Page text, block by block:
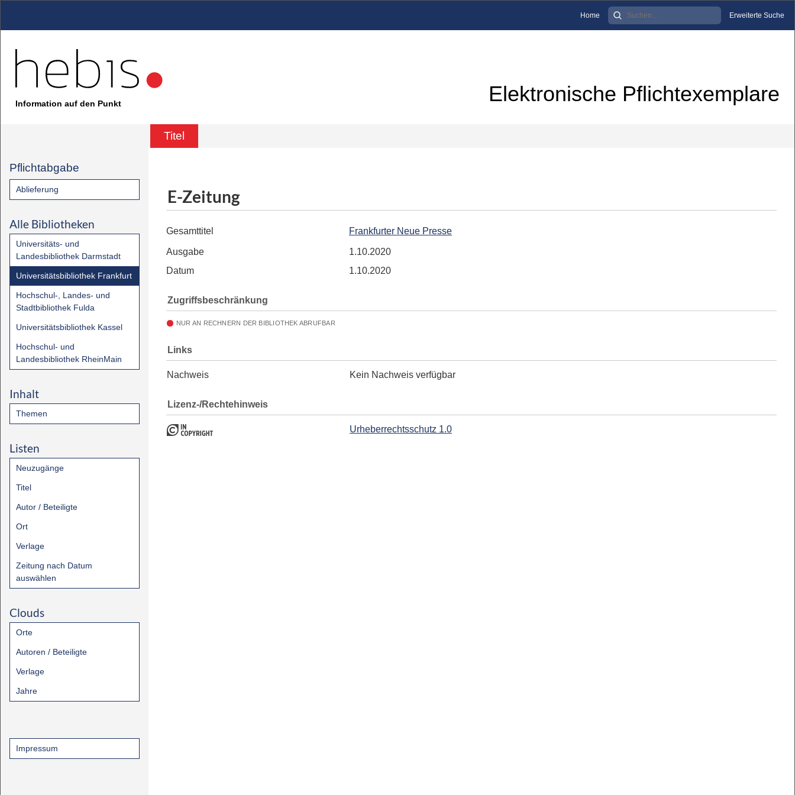
Home Erweiterte Suche
Information auf den Punkt Elektronische Pflichtexemplare
Titel
Pflichtabgabe
Ablieferung
Alle Bibliotheken
Universitäts- und
Landesbibliothek Darmstadt
Universitätsbibliothek Frankfurt
Hochschul-, Landes- und
Stadtbibliothek Fulda
Universitätsbibliothek Kassel
Hochschul- und
Landesbibliothek RheinMain
Inhalt
Themen
Listen
Neuzugänge
Titel
Autor / Beteiligte
Ort
Verlage
Zeitung nach Datum
auswählen
Clouds
Orte
Autoren / Beteiligte
Verlage
Jahre
Impressum
E-Zeitung
Gesamttitel Frankfurter Neue Presse
Ausgabe
1.10.2020
Datum
1.10.2020
Zugriffsbeschränkung
NUR AN RECHNERN DER BIBLIOTHEK ABRUFBAR
Links
Nachweis Kein Nachweis verfügbar
Lizenz-/Rechtehinweis
Urheberrechtsschutz 1.0